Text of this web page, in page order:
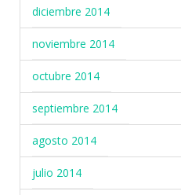
diciembre 2014
noviembre 2014
octubre 2014
septiembre 2014
agosto 2014
julio 2014